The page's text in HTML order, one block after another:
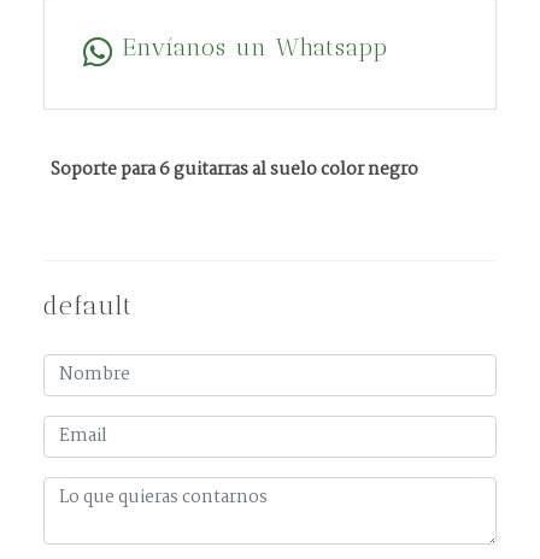
Envíanos un Whatsapp
Soporte para 6 guitarras al suelo color negro
default